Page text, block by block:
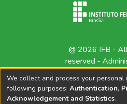
@ 2026 IFB -
reserved -
We collect and process your
following purposes: Authentication,
Acknowledgement and Statistics.